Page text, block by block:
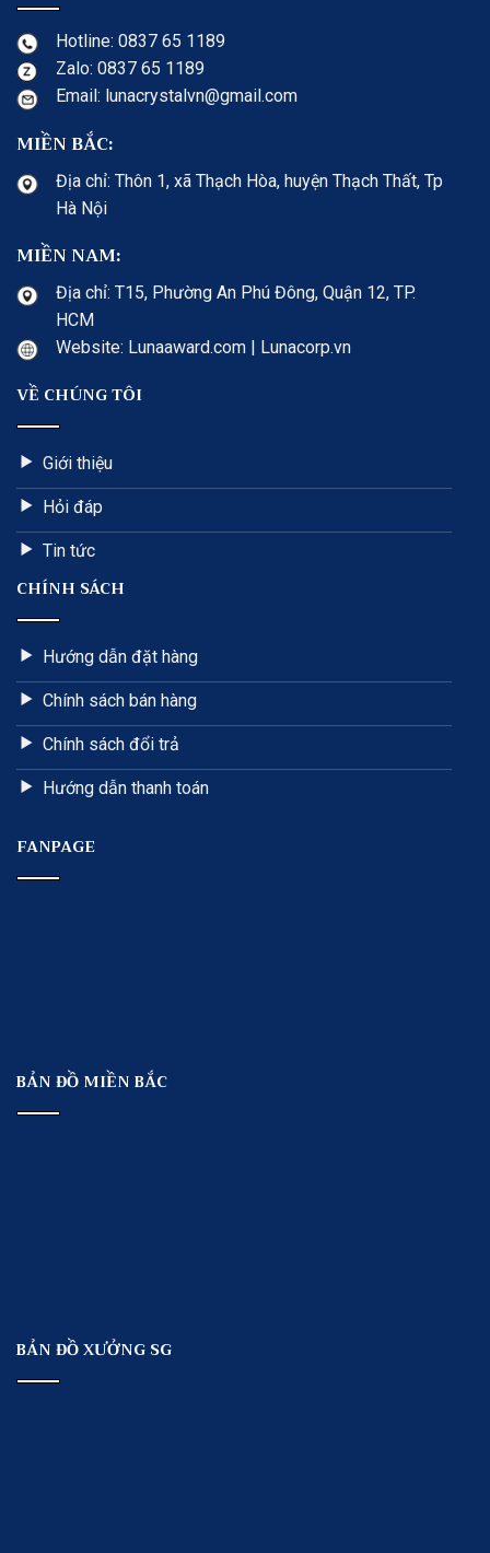
Hotline: 0837 65 1189
Zalo: 0837 65 1189
Email: lunacrystalvn@gmail.com
MIỀN BẮC:
Địa chỉ: Thôn 1, xã Thạch Hòa, huyện Thạch Thất, Tp
Hà Nội
MIỀN NAM:
Địa chỉ: T15, Phường An Phú Đông, Quận 12, TP.
HCM
Website: Lunaaward.com | Lunacorp.vn
VỀ CHÚNG TÔI
Giới thiệu
Hỏi đáp
Tin tức
CHÍNH SÁCH
Hướng dẫn đặt hàng
Chính sách bán hàng
Chính sách đổi trả
Hướng dẫn thanh toán
FANPAGE
BẢN ĐỒ MIỀN BẮC
BẢN ĐỒ XƯỞNG SG